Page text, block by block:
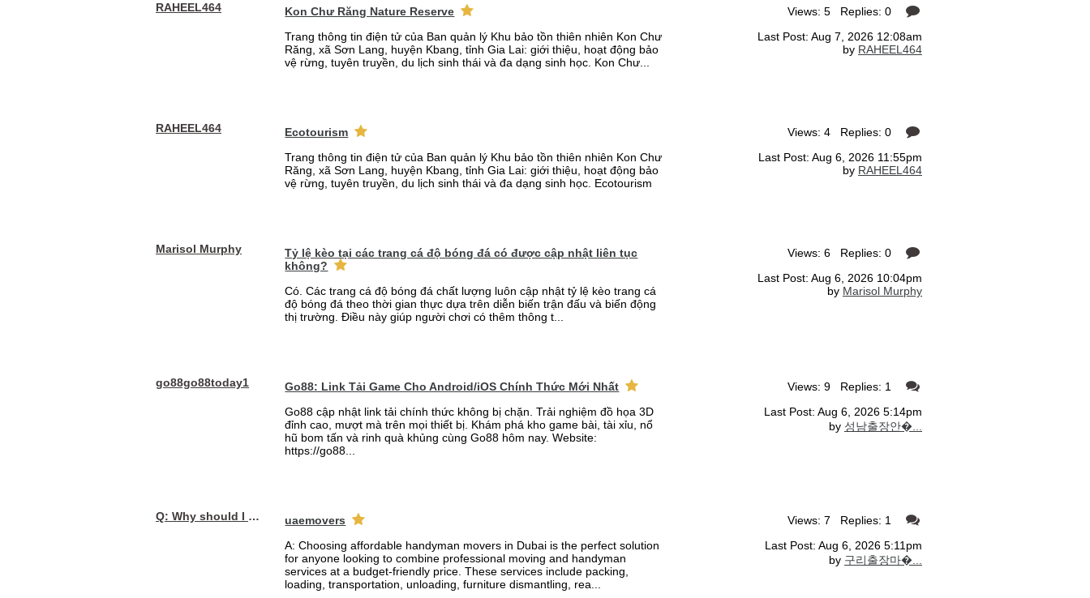
RAHEEL464
Kon Chư Răng Nature Reserve
Trang thông tin điện tử của Ban quản lý Khu bảo tồn thiên nhiên Kon Chư
Răng, xã Sơn Lang, huyện Kbang, tỉnh Gia Lai: giới thiệu, hoạt động bảo
vệ rừng, tuyên truyền, du lịch sinh thái và đa dạng sinh học. Kon Chư...
Views: 5 Replies: 0
Last Post: Aug 7, 2026 12:08am
by RAHEEL464
RAHEEL464
Ecotourism
Trang thông tin điện tử của Ban quản lý Khu bảo tồn thiên nhiên Kon Chư
Răng, xã Sơn Lang, huyện Kbang, tỉnh Gia Lai: giới thiệu, hoạt động bảo
vệ rừng, tuyên truyền, du lịch sinh thái và đa dạng sinh học. Ecotourism
Views: 4 Replies: 0
Last Post: Aug 6, 2026 11:55pm
by RAHEEL464
Marisol Murphy
Tỷ lệ kèo tại các trang cá độ bóng đá có được cập nhật liên tục
không?
Có. Các trang cá độ bóng đá chất lượng luôn cập nhật tỷ lệ kèo trang cá
độ bóng đá theo thời gian thực dựa trên diễn biến trận đấu và biến động
thị trường. Điều này giúp người chơi có thêm thông t...
Views: 6 Replies: 0
Last Post: Aug 6, 2026 10:04pm
by Marisol Murphy
go88go88today1
Go88: Link Tải Game Cho Android/iOS Chính Thức Mới Nhất
Go88 cập nhật link tải chính thức không bị chặn. Trải nghiệm đồ họa 3D
đỉnh cao, mượt mà trên mọi thiết bị. Khám phá kho game bài, tài xỉu, nổ
hũ bom tấn và rinh quà khủng cùng Go88 hôm nay. Website:
https://go88...
Views: 9 Replies: 1
Last Post: Aug 6, 2026 5:14pm
by 성남출장안�...
Q: Why should I choose affordable handyman movers in Dubai for my relocation and maintenance needs?
uaemovers
A: Choosing affordable handyman movers in Dubai is the perfect solution
for anyone looking to combine professional moving and handyman
services at a budget-friendly price. These services include packing,
loading, transportation, unloading, furniture dismantling, rea...
Views: 7 Replies: 1
Last Post: Aug 6, 2026 5:11pm
by 구리출장마�...